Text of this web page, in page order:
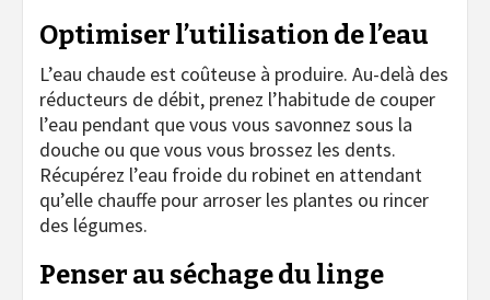
Optimiser l’utilisation de l’eau
L’eau chaude est coûteuse à produire. Au-delà des
réducteurs de débit, prenez l’habitude de couper
l’eau pendant que vous vous savonnez sous la
douche ou que vous vous brossez les dents.
Récupérez l’eau froide du robinet en attendant
qu’elle chauffe pour arroser les plantes ou rincer
des légumes.
Penser au séchage du linge